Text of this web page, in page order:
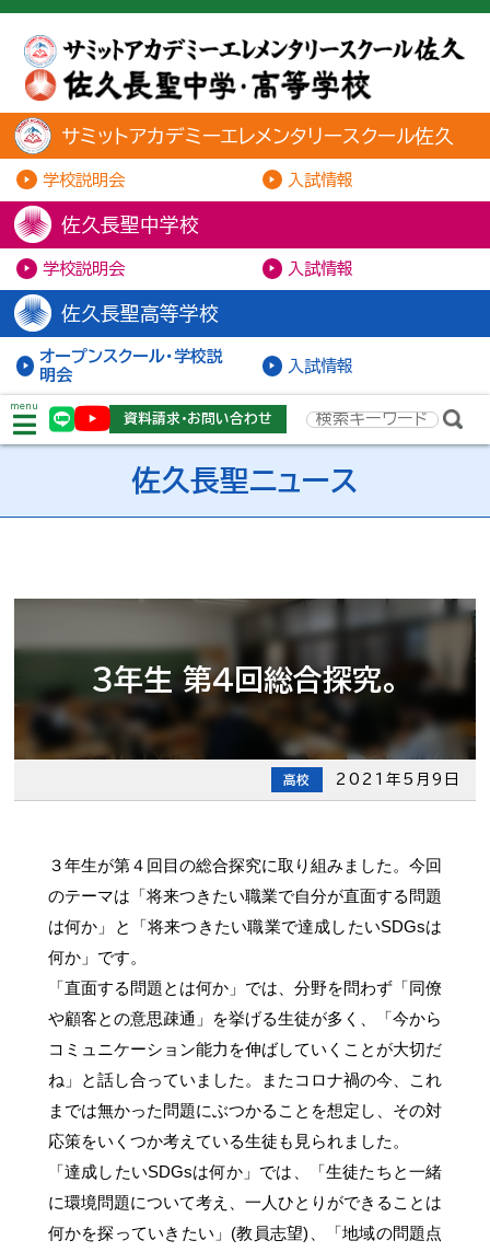
サミットアカデミーエレメンタリースクール佐久
学校説明会 入試情報
佐久長聖中学校
学校説明会 入試情報
佐久長聖高等学校
オープンスクール・学校説
明会
入試情報
menu
資料請求・お問い合わせ
佐久長聖ニュース
３年生 第４回総合探究。
高校 2021年5月9日
３年生が第４回目の総合探究に取り組みました。今回
のテーマは「将来つきたい職業で自分が直面する問題
は何か」と「将来つきたい職業で達成したいSDGsは
何か」です。
「直面する問題とは何か」では、分野を問わず「同僚
や顧客との意思疎通」を挙げる生徒が多く、「今から
コミュニケーション能力を伸ばしていくことが大切だ
ね」と話し合っていました。またコロナ禍の今、これ
までは無かった問題にぶつかることを想定し、その対
応策をいくつか考えている生徒も見られました。
「達成したいSDGsは何か」では、「生徒たちと一緒
に環境問題について考え、一人ひとりができることは
何かを探っていきたい」(教員志望)、「地域の問題点